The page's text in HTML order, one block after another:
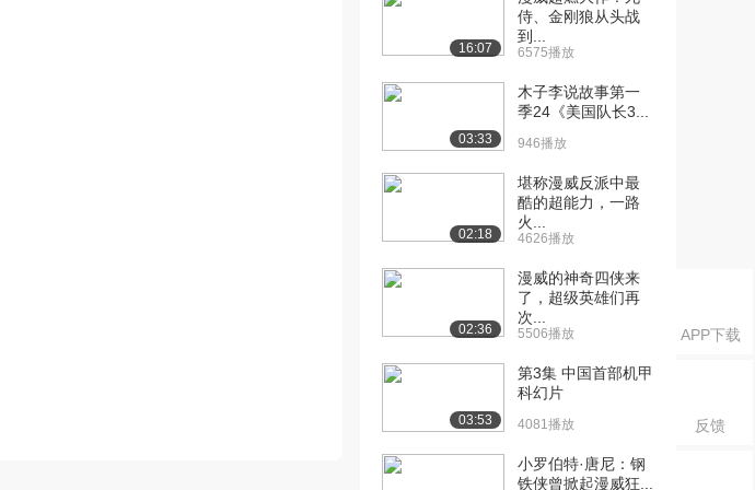
APP下载
反馈
16:07
侍、金刚狼从头战
到...
6575播放
03:33
木子李说故事第一
季24《美国队长3...
946播放
02:18
堪称漫威反派中最
酷的超能力，一路
火...
4626播放
02:36
漫威的神奇四侠来
了，超级英雄们再
次...
5506播放
03:53
第3集 中国首部机甲
科幻片
4081播放
小罗伯特·唐尼：钢
铁侠曾掀起漫威狂...